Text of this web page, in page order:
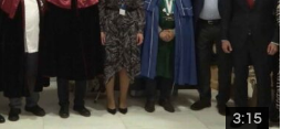
3:15